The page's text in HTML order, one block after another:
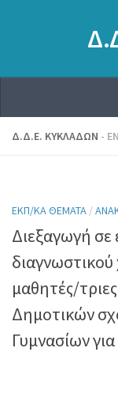
Δ.Δ.Ε. ΚΥΚΛΆΔΩΝ -
ΕΚΠ/ΚΆ ΘΈΜΑΤΑ /
Διεξαγωγή σε
μαθητές/
Δημοτικών
Γυμνασίων